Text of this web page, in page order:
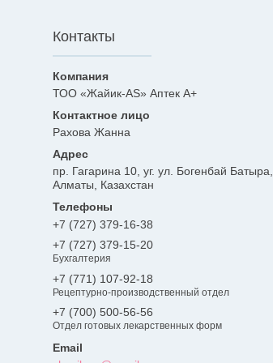
Контакты
ТОО «Жайик-AS» Аптек А+
Рахова Жанна
пр. Гагарина 10, уг. ул. Богенбай Батыра,
Алматы, Казахстан
+7 (727) 379-16-38
+7 (727) 379-15-20
Бухгалтерия
+7 (771) 107-92-18
Рецептурно-производственный отдел
+7 (700) 500-56-56
Отдел готовых лекарственных форм